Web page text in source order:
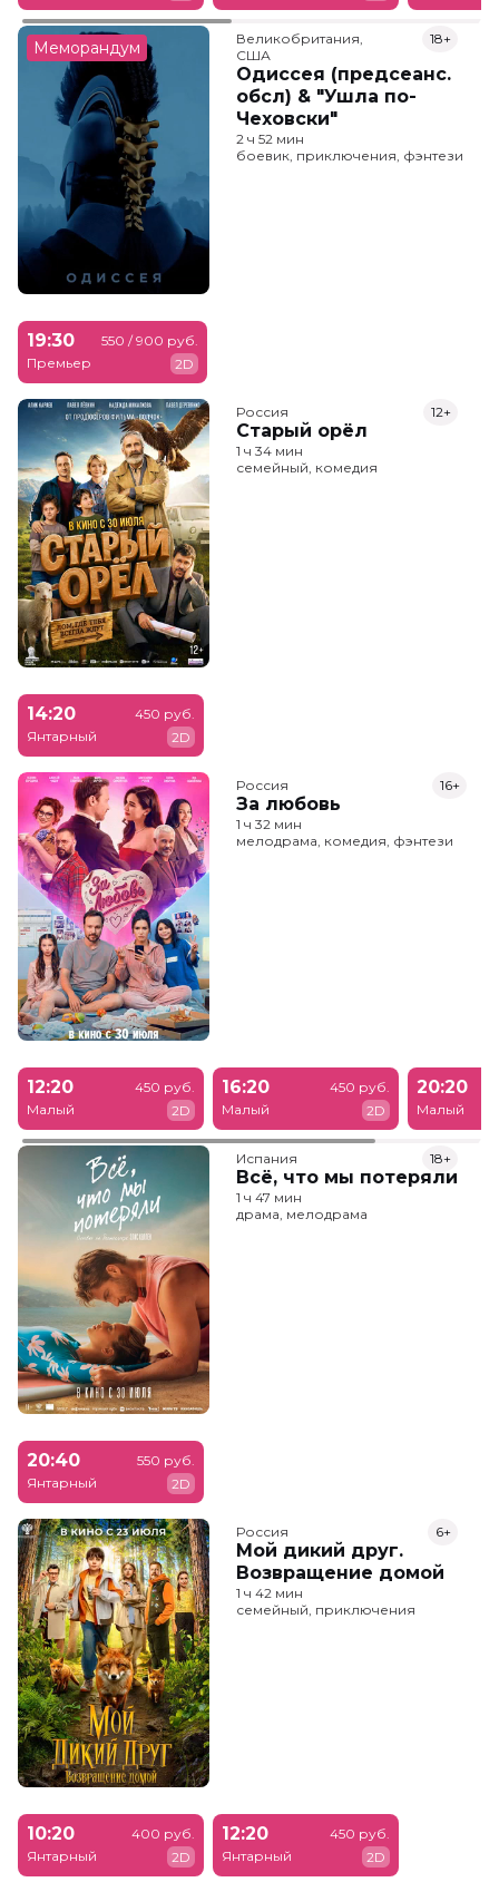
Меморандум
Великобритания,
США
Одиссея (предсеанс.
обсл) & "Ушла по-
Чеховски"
18+
2 ч 52 мин
боевик, приключения, фэнтези
19:30
Премьер
550 / 900 руб.
2D
Россия
Старый орёл
12+
1 ч 34 мин
семейный, комедия
14:20
Янтарный
450 руб.
2D
Россия
За любовь
16+
1 ч 32 мин
мелодрама, комедия, фэнтези
12:20
Малый
450 руб.
2D
16:20
Малый
450 руб.
2D
20:20
Малый
Испания
Всё, что мы потеряли
18+
1 ч 47 мин
драма, мелодрама
20:40
Янтарный
550 руб.
2D
Россия
Мой дикий друг.
Возвращение домой
6+
1 ч 42 мин
семейный, приключения
10:20
Янтарный
400 руб.
2D
12:20
Янтарный
450 руб.
2D